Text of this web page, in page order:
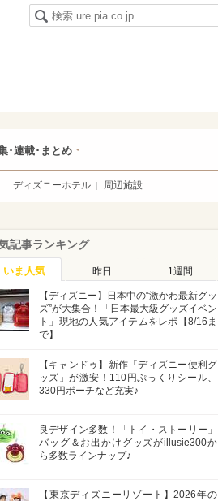
･連載･まとめ
ディズニーホテル 周辺施設
記事ランキング
いま人気 昨日 1週間
【ディズニー】日本中の“激かわ最新グッ
ズ”が大集合！「日本最大級グッズイベン
ト」現地の人気アイテムをレポ【8/16ま
で】
【キャンドゥ】新作「ディズニー便利グ
ッズ」が激安！110円ぷっくりシール、
330円ポーチなど充実♪
良デザイン多数！「トイ・ストーリー」
バッグ＆お出かけグッズがillusie300か
ら多数ラインナップ♪
【東京ディズニーリゾート】2026年の